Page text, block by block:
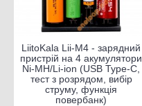
LiitoKala Lii-M4 - зарядний
пристрій на 4 акумулятори
Ni-MH/Li-ion (USB Type-C,
тест з розрядом, вибір
струму, функція
повербанк)